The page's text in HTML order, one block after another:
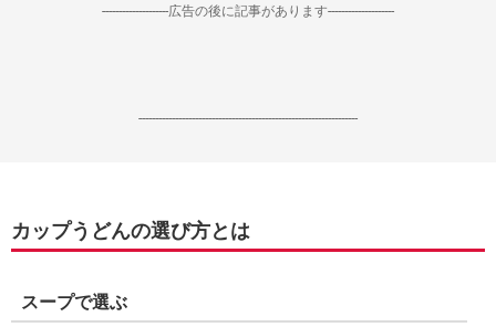
--------------------広告の後に記事があります--------------------
------------------------------------------------------------------
カップうどんの選び方とは
スープで選ぶ